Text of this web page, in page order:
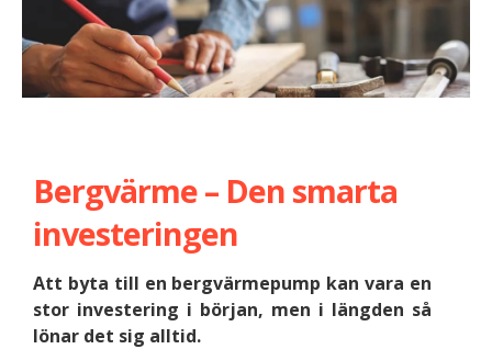
Bergvärme – Den smarta
investeringen
Att byta till en bergvärmepump kan vara en
stor investering i början, men i längden så
lönar det sig alltid.